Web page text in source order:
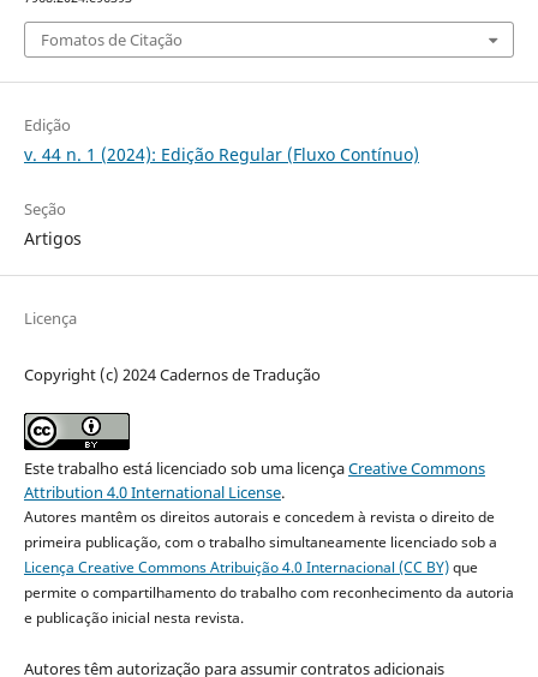
Fomatos de Citação
Edição
v. 44 n. 1 (2024): Edição Regular (Fluxo Contínuo)
Seção
Artigos
Licença
Copyright (c) 2024 Cadernos de Tradução
Este trabalho está licenciado sob uma licençaCreative Commons
Attribution 4.0 International License.
Autores mantêm os direitos autorais e concedem à revista o direito de
primeira publicação, com o trabalho simultaneamente licenciado sob a
Licença Creative Commons Atribuição 4.0 Internacional (CC BY)que
permite o compartilhamento do trabalho com reconhecimento da autoria
e publicação inicial nesta revista.
Autores têm autorização para assumir contratos adicionais